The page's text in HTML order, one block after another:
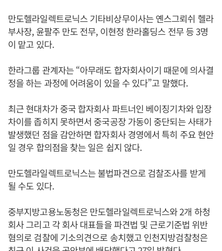
만도헬라일렉트로닉스 기타비상무이사는 옌스그뢰쉬 헬라
부사장, 윤팔주 만도 전무, 이현정 한라홀딩스 전무 등 3명
이 맡고 있다.
한라그룹 관계자는 “아무래도 합자회사이기 때문에 의사결
정을 하는 과정에 어려움이 있을 수 있다”고 말했다.
최근 현대차가 중국 합자회사 파트너인 베이징기차와 입장
차이를 좁히지 못하면서 중국공장 가동이 중단되는 사태가
발생했던 점을 감안하면 합자회사 경영에서 특히 주요 현안
일 경우 합의점을 찾는 일은 쉽지 않다.
만도헬라일렉트로닉스는 불법파견으로 검찰조사를 받게
될 수도 있다.
중부지방고용노동청은 만도헬라일렉트로닉스와 2개 하청
회사 그리고 각 회사 대표들을 파견법 및 근로기준법 위반
혐의로 검찰에 기소의견으로 송치했고 인천지방검찰청은